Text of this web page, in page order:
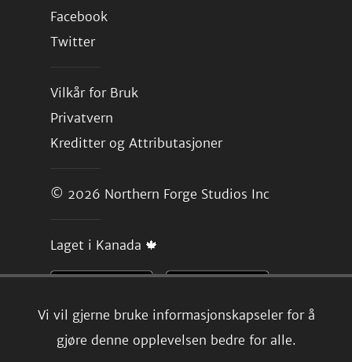
Vi vil gjerne bruke informasjonskapseler for å
gjøre denne opplevelsen bedre for alle.
Facebook
Twitter
Vilkår for Bruk
Privatvern
Kreditter og Attributasjoner
© 2026 Northern Forge Studios Inc
Laget i Kanada 🍁